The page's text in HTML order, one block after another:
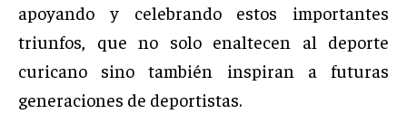
apoyando y celebrando estos importantes
triunfos, que no solo enaltecen al deporte
curicano sino también inspiran a futuras
generaciones de deportistas.